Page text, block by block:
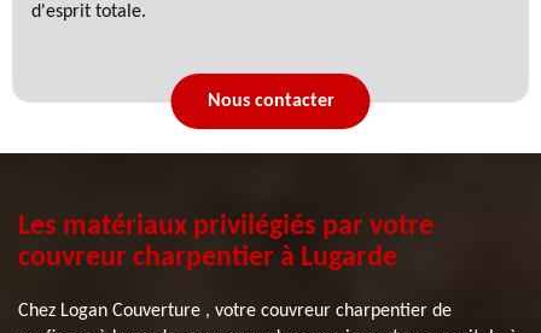
d'esprit totale.
Nous contacter
Les matériaux privilégiés par votre
couvreur charpentier à Lugarde
Chez Logan Couverture , votre couvreur charpentier de